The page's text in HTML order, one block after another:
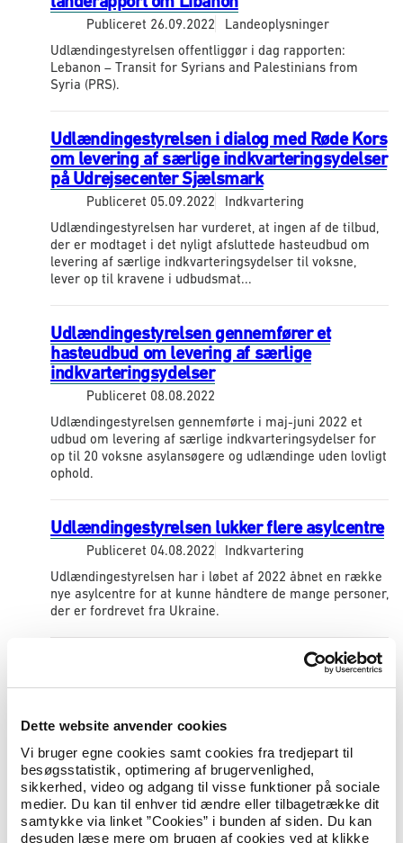
Dette website anvender cookies
Vi bruger egne cookies samt cookies fra tredjepart til
besøgsstatistik, optimering af brugervenlighed,
sikkerhed, video og adgang til visse funktioner på sociale
medier. Du kan til enhver tid ændre eller tilbagetrække dit
samtykke via linket ”Cookies” i bunden af siden. Du kan
desuden læse mere om brugen af cookies ved at klikke
Publiceret 26.09.2022
Landeoplysninger
Udlændingestyrelsen offentliggør i dag rapporten:
Lebanon – Transit for Syrians and Palestinians from
Syria (PRS).
Udlændingestyrelsen i dialog med Røde Kors
om levering af særlige indkvarteringsydelser
på Udrejsecenter Sjælsmark
Publiceret 05.09.2022
Indkvartering
Udlændingestyrelsen har vurderet, at ingen af de tilbud,
der er modtaget i det nyligt afsluttede hasteudbud om
levering af særlige indkvarteringsydelser til voksne,
lever op til kravene i udbudsmat...
Udlændingestyrelsen gennemfører et
hasteudbud om levering af særlige
indkvarteringsydelser
Publiceret 08.08.2022
Udlændingestyrelsen gennemførte i maj-juni 2022 et
udbud om levering af særlige indkvarteringsydelser for
op til 20 voksne asylansøgere og udlændinge uden lovligt
ophold.
Udlændingestyrelsen lukker flere asylcentre
Publiceret 04.08.2022
Indkvartering
Udlændingestyrelsen har i løbet af 2022 åbnet en række
nye asylcentre for at kunne håndtere de mange personer,
der er fordrevet fra Ukraine.
Nye oplysninger vedrørende levering af
særlige indkvarteringsydelser efter
ApS
Publiceret 03.08.2022
Indkvartering
Udlændingestyrelsen har vurderet, at Botilbuddet Norden
ApS ikke kan opfylde kontraktbetingelserne for levering
af særlige indkvarteringsydelser. Derfor ophæves
kontrakten. Udlændingestyrelsen vil...